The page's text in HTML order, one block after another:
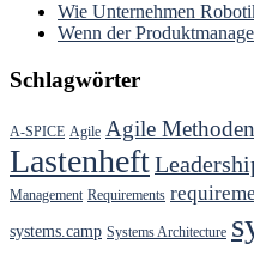
Wie Unternehmen
Wenn der
Schlagwörter
A-SPICE Agile Agile Methoden
Lastenheft
Management Requirements
systems.camp Systems Architecture